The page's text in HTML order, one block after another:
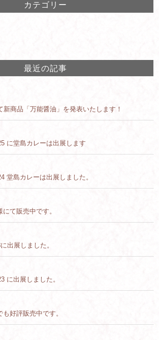
カテゴリー
最近の記事
新商品「万能醤油」を発表いたします！
に堂島カレーは出展します
堂島カレーは出展しました。
て販売中です。
出展しました。
に出展しました。
好評販売中です。